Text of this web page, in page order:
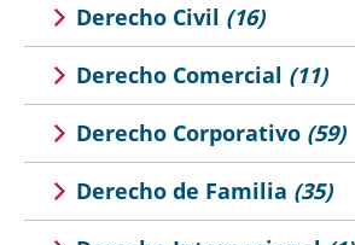
Derecho Civil (16)
Derecho Comercial (11)
Derecho Corporativo (59)
Derecho de Familia (35)